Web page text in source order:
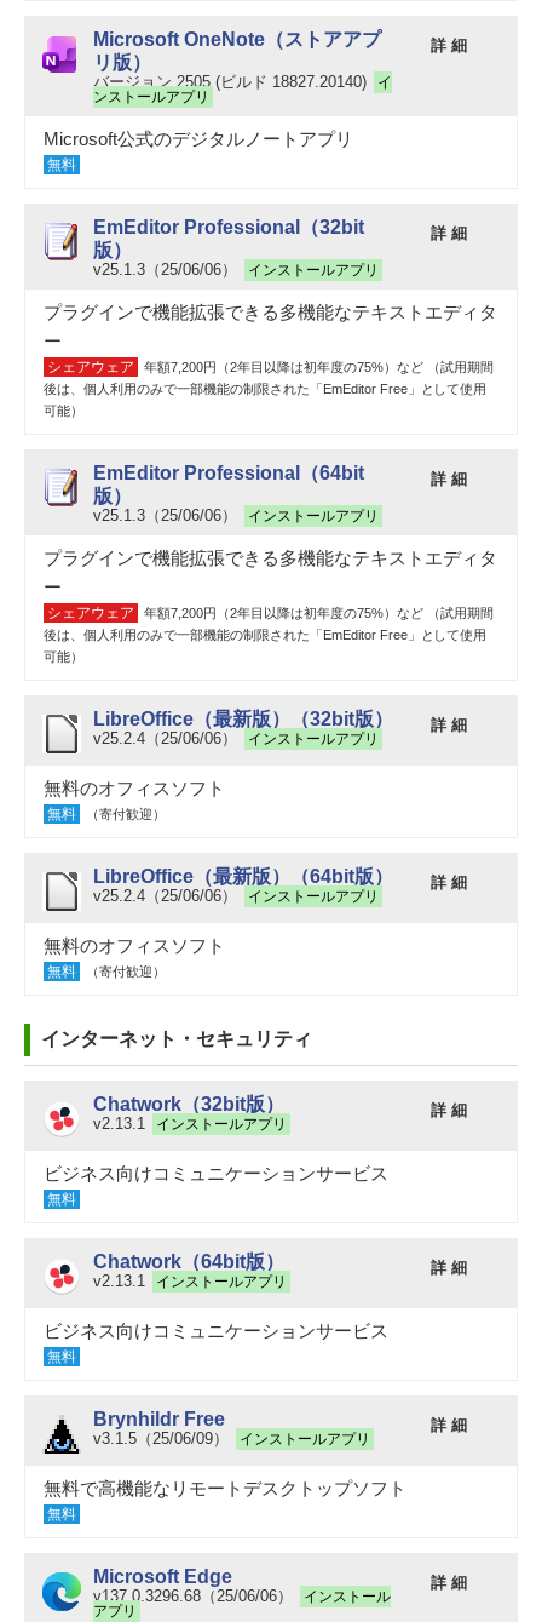
Microsoft OneNote（ストアアプ
リ版）
バージョン 2505 (ビルド 18827.20140)
イ
ンストールアプリ
詳 細
Microsoft公式のデジタルノートアプリ
無料
EmEditor Professional（32bit
版）
v25.1.3（25/06/06） インストールアプリ
詳 細
プラグインで機能拡張できる多機能なテキストエディタ
ー
シェアウェア
年額7,200円（2年目以降は初年度の75%）など （試用期間
後は、個人利用のみで一部機能の制限された「EmEditor Free」として使用
可能）
EmEditor Professional（64bit
版）
v25.1.3（25/06/06） インストールアプリ
詳 細
プラグインで機能拡張できる多機能なテキストエディタ
ー
シェアウェア
年額7,200円（2年目以降は初年度の75%）など （試用期間
後は、個人利用のみで一部機能の制限された「EmEditor Free」として使用
可能）
LibreOffice（最新版）（32bit版）
v25.2.4（25/06/06） インストールアプリ
詳 細
無料のオフィスソフト
無料 （寄付歓迎）
LibreOffice（最新版）（64bit版）
v25.2.4（25/06/06） インストールアプリ
詳 細
無料のオフィスソフト
無料 （寄付歓迎）
インターネット・セキュリティ
Chatwork（32bit版）
v2.13.1 インストールアプリ
詳 細
ビジネス向けコミュニケーションサービス
無料
Chatwork（64bit版）
v2.13.1 インストールアプリ
詳 細
ビジネス向けコミュニケーションサービス
無料
Brynhildr Free
v3.1.5（25/06/09） インストールアプリ
詳 細
無料で高機能なリモートデスクトップソフト
無料
Microsoft Edge
v137.0.3296.68（25/06/06）
インストール
アプリ
詳 細